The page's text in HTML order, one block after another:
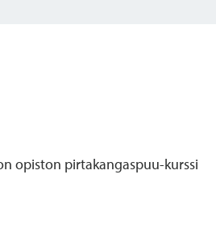
opiston pirtakangaspuu-kurssi